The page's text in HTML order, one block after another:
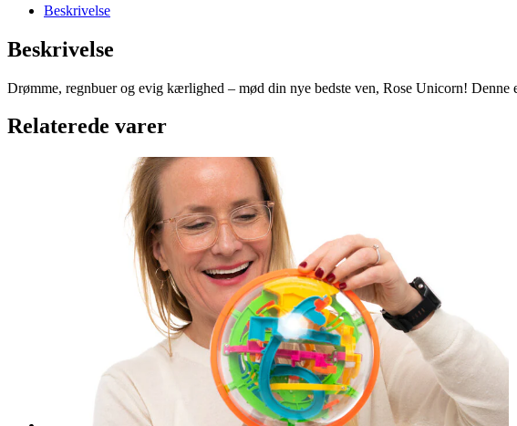
Beskrivelse
Beskrivelse
Drømme, regnbuer og evig kærlighed – mød din nye bedste ven, Rose Unicorn!
Relaterede varer